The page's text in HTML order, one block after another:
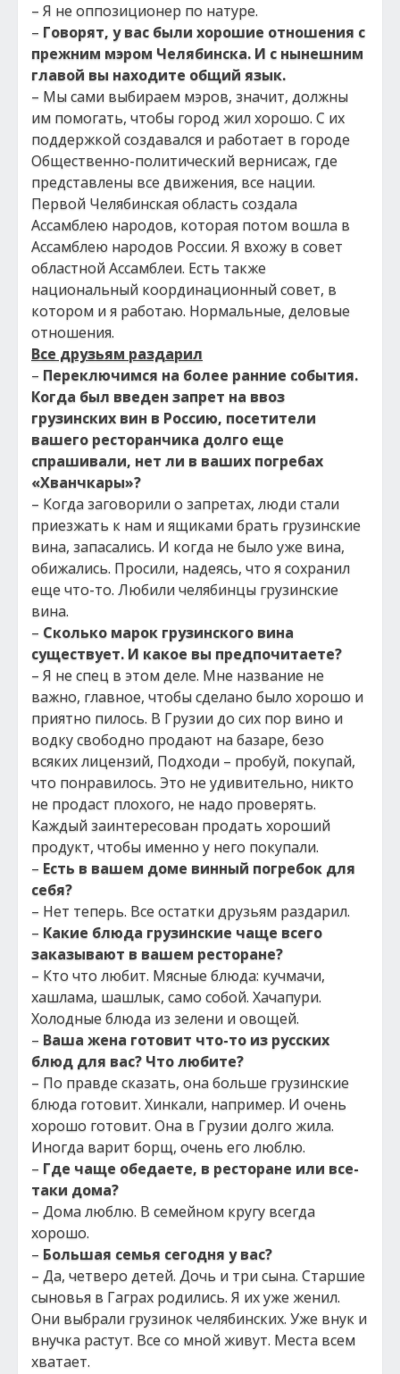
– Я не оппозиционер по натуре.
– Говорят, у вас были хорошие отношения с
прежним мэром Челябинска. И с нынешним
главой вы находите общий язык.
– Мы сами выбираем мэров, значит, должны
им помогать, чтобы город жил хорошо. С их
поддержкой создавался и работает в городе
Общественно-политический вернисаж, где
представлены все движения, все нации.
Первой Челябинская область создала
Ассамблею народов, которая потом вошла в
Ассамблею народов России. Я вхожу в совет
областной Ассамблеи. Есть также
национальный координационный совет, в
котором и я работаю. Нормальные, деловые
отношения.
Все друзьям раздарил
– Переключимся на более ранние события.
Когда был введен запрет на ввоз
грузинских вин в Россию, посетители
вашего ресторанчика долго еще
спрашивали, нет ли в ваших погребах
«Хванчкары»?
– Когда заговорили о запретах, люди стали
приезжать к нам и ящиками брать грузинские
вина, запасались. И когда не было уже вина,
обижались. Просили, надеясь, что я сохранил
еще что-то. Любили челябинцы грузинские
вина.
– Сколько марок грузинского вина
существует. И какое вы предпочитаете?
– Я не спец в этом деле. Мне название не
важно, главное, чтобы сделано было хорошо и
приятно пилось. В Грузии до сих пор вино и
водку свободно продают на базаре, безо
всяких лицензий, Подходи – пробуй, покупай,
что понравилось. Это не удивительно, никто
не продаст плохого, не надо проверять.
Каждый заинтересован продать хороший
продукт, чтобы именно у него покупали.
– Есть в вашем доме винный погребок для
себя?
– Нет теперь. Все остатки друзьям раздарил.
– Какие блюда грузинские чаще всего
заказывают в вашем ресторане?
– Кто что любит. Мясные блюда: кучмачи,
хашлама, шашлык, само собой. Хачапури.
Холодные блюда из зелени и овощей.
– Ваша жена готовит что-то из русских
блюд для вас? Что любите?
– По правде сказать, она больше грузинские
блюда готовит. Хинкали, например. И очень
хорошо готовит. Она в Грузии долго жила.
Иногда варит борщ, очень его люблю.
– Где чаще обедаете, в ресторане или все-
таки дома?
– Дома люблю. В семейном кругу всегда
хорошо.
– Большая семья сегодня у вас?
– Да, четверо детей. Дочь и три сына. Старшие
сыновья в Гаграх родились. Я их уже женил.
Они выбрали грузинок челябинских. Уже внук и
внучка растут. Все со мной живут. Места всем
хватает.